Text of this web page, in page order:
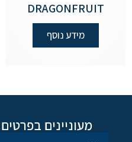
DRAGONFRUIT
מידע נוסף
מעוניינים